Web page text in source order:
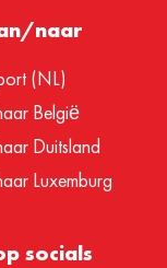
naar
(NL)
België
Duitsland
Luxemburg
socials